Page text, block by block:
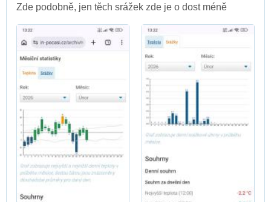
Zde podobně, jen těch srážek zde je o dost méně